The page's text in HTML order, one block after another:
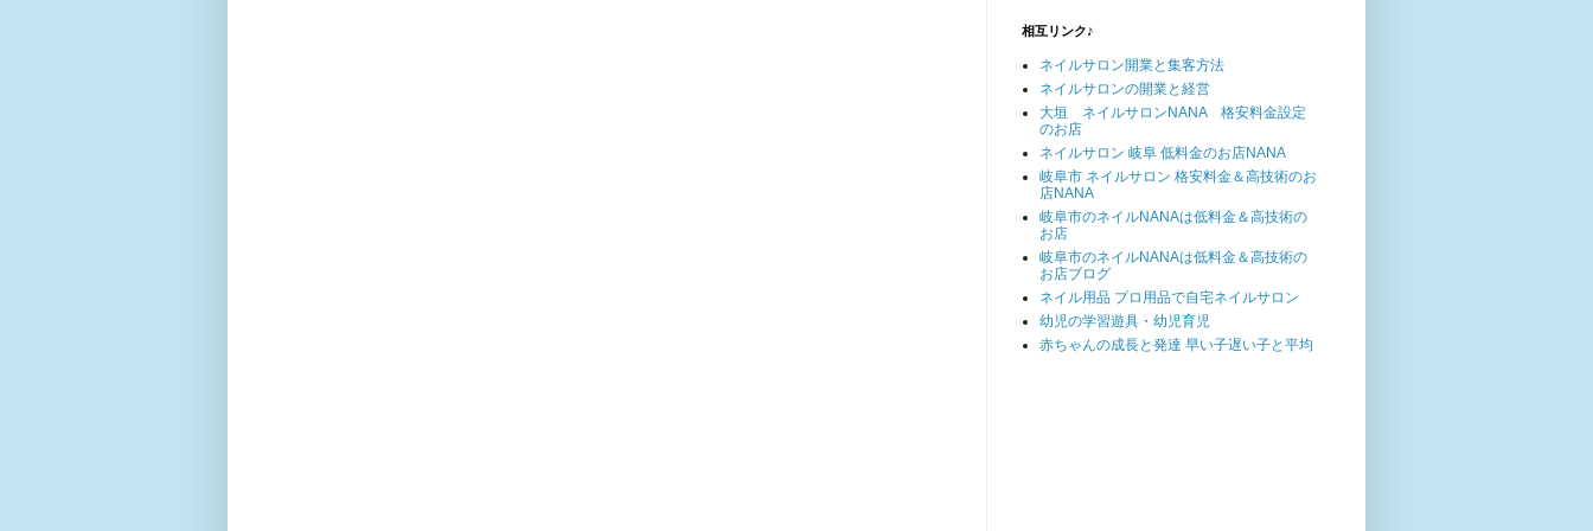
相互リンク♪
ネイルサロン開業と集客方法
ネイルサロンの開業と経営
大垣 ネイルサロンNANA 格安料金設定
のお店
ネイルサロン 岐阜 低料金のお店NANA
岐阜市 ネイルサロン 格安料金＆高技術のお
店NANA
岐阜市のネイルNANAは低料金＆高技術の
お店
岐阜市のネイルNANAは低料金＆高技術の
お店ブログ
ネイル用品 プロ用品で自宅ネイルサロン
幼児の学習遊具・幼児育児
赤ちゃんの成長と発達 早い子遅い子と平均